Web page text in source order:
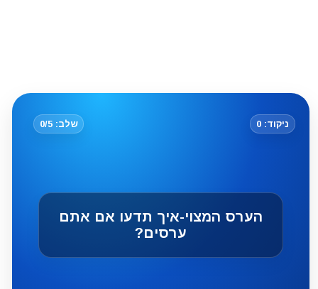
ניקוד: 0 שלב: 0/5
הערס המצוי-איך תדעו אם אתם
ערסים?